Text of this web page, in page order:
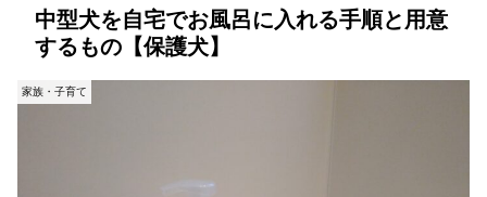
中型犬を自宅でお風呂に入れる手順と用意
するもの【保護犬】
家族・子育て